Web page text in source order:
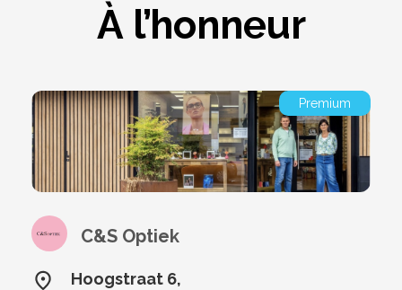
À l’honneur
Premium
C&S Optiek
Hoogstraat 6,